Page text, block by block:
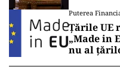
Puterea
Țările UE
„Made in
nu al